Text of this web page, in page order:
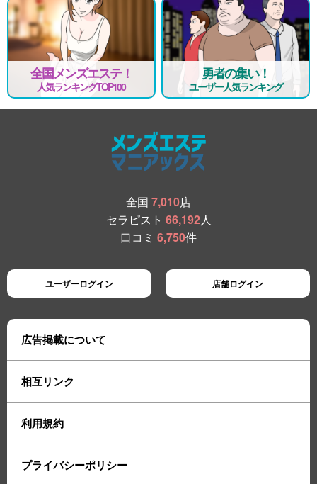
全国メンズエステ！
人気ランキングTOP100
勇者の集い！
ユーザー人気ランキング
全国 7,010店
セラピスト 66,192人
口コミ 6,750件
ユーザーログイン 店舗ログイン
広告掲載について
相互リンク
利用規約
プライバシーポリシー